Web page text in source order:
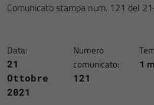
Comunicato stampa num. 121 del
Data:
21
Ottobre
2021
Numero
comunicato:
121
1